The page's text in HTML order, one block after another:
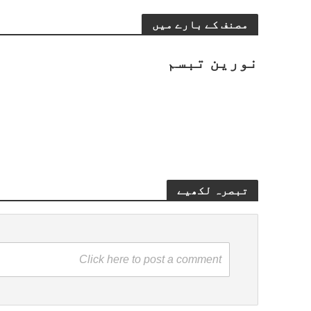
مصنف کے بارے میں
نورین تبسم
تبصرہ لکھیے
Click here to post a comment